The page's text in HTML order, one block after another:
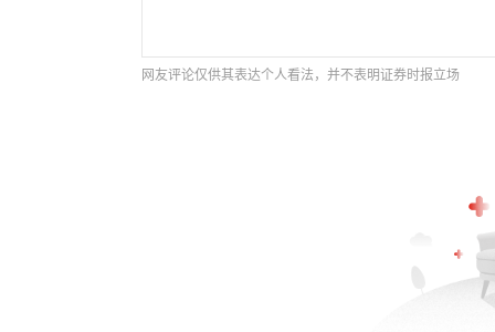
网友评论仅供其表达个人看法，并不表明证券时报立场